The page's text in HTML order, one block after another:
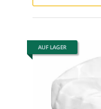
AUF LAGER